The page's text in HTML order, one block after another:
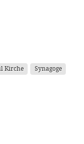
Kirche Synagoge